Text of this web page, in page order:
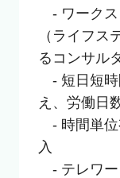
- ワークス
（ライフス
るコンサル
- 短日短時
え、労働日
- 時間単位
入
- テレワー